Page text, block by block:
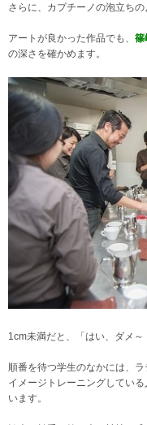
さらに、カプチーノの泡立ち
アートが良かった作品でも、 篠
の深さを確かめます。
1cm未満だと、「はい、ダメ～
順番を待つ学生のなかには、
イメージトレーニングしてい
います。